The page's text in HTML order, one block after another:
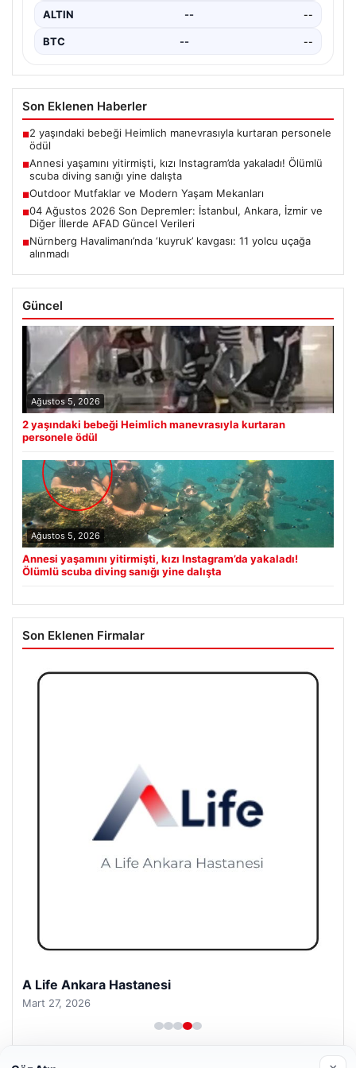
ALTIN
BTC
Son Eklenen Haberler
2 yaşındaki bebeği Heimlich manevrasıyla kurtaran personele
ödül
Annesi yaşamını yitirmişti, kızı Instagram’da yakaladı! Ölümlü
scuba diving sanığı yine dalışta
Outdoor Mutfaklar ve Modern Yaşam Mekanları
04 Ağustos 2026 Son Depremler: İstanbul, Ankara, İzmir ve
Diğer İllerde AFAD Güncel Verileri
Nürnberg Havalimanı’nda ‘kuyruk’ kavgası: 11 yolcu uçağa
alınmadı
Güncel
Ağustos 5, 2026
2 yaşındaki bebeği Heimlich manevrasıyla kurtaran
personele ödül
Ağustos 5, 2026
Annesi yaşamını yitirmişti, kızı Instagram’da yakaladı!
Ölümlü scuba diving sanığı yine dalışta
Son Eklenen Firmalar
A Life Pursaklar Hastanesi
Mart 27, 2026